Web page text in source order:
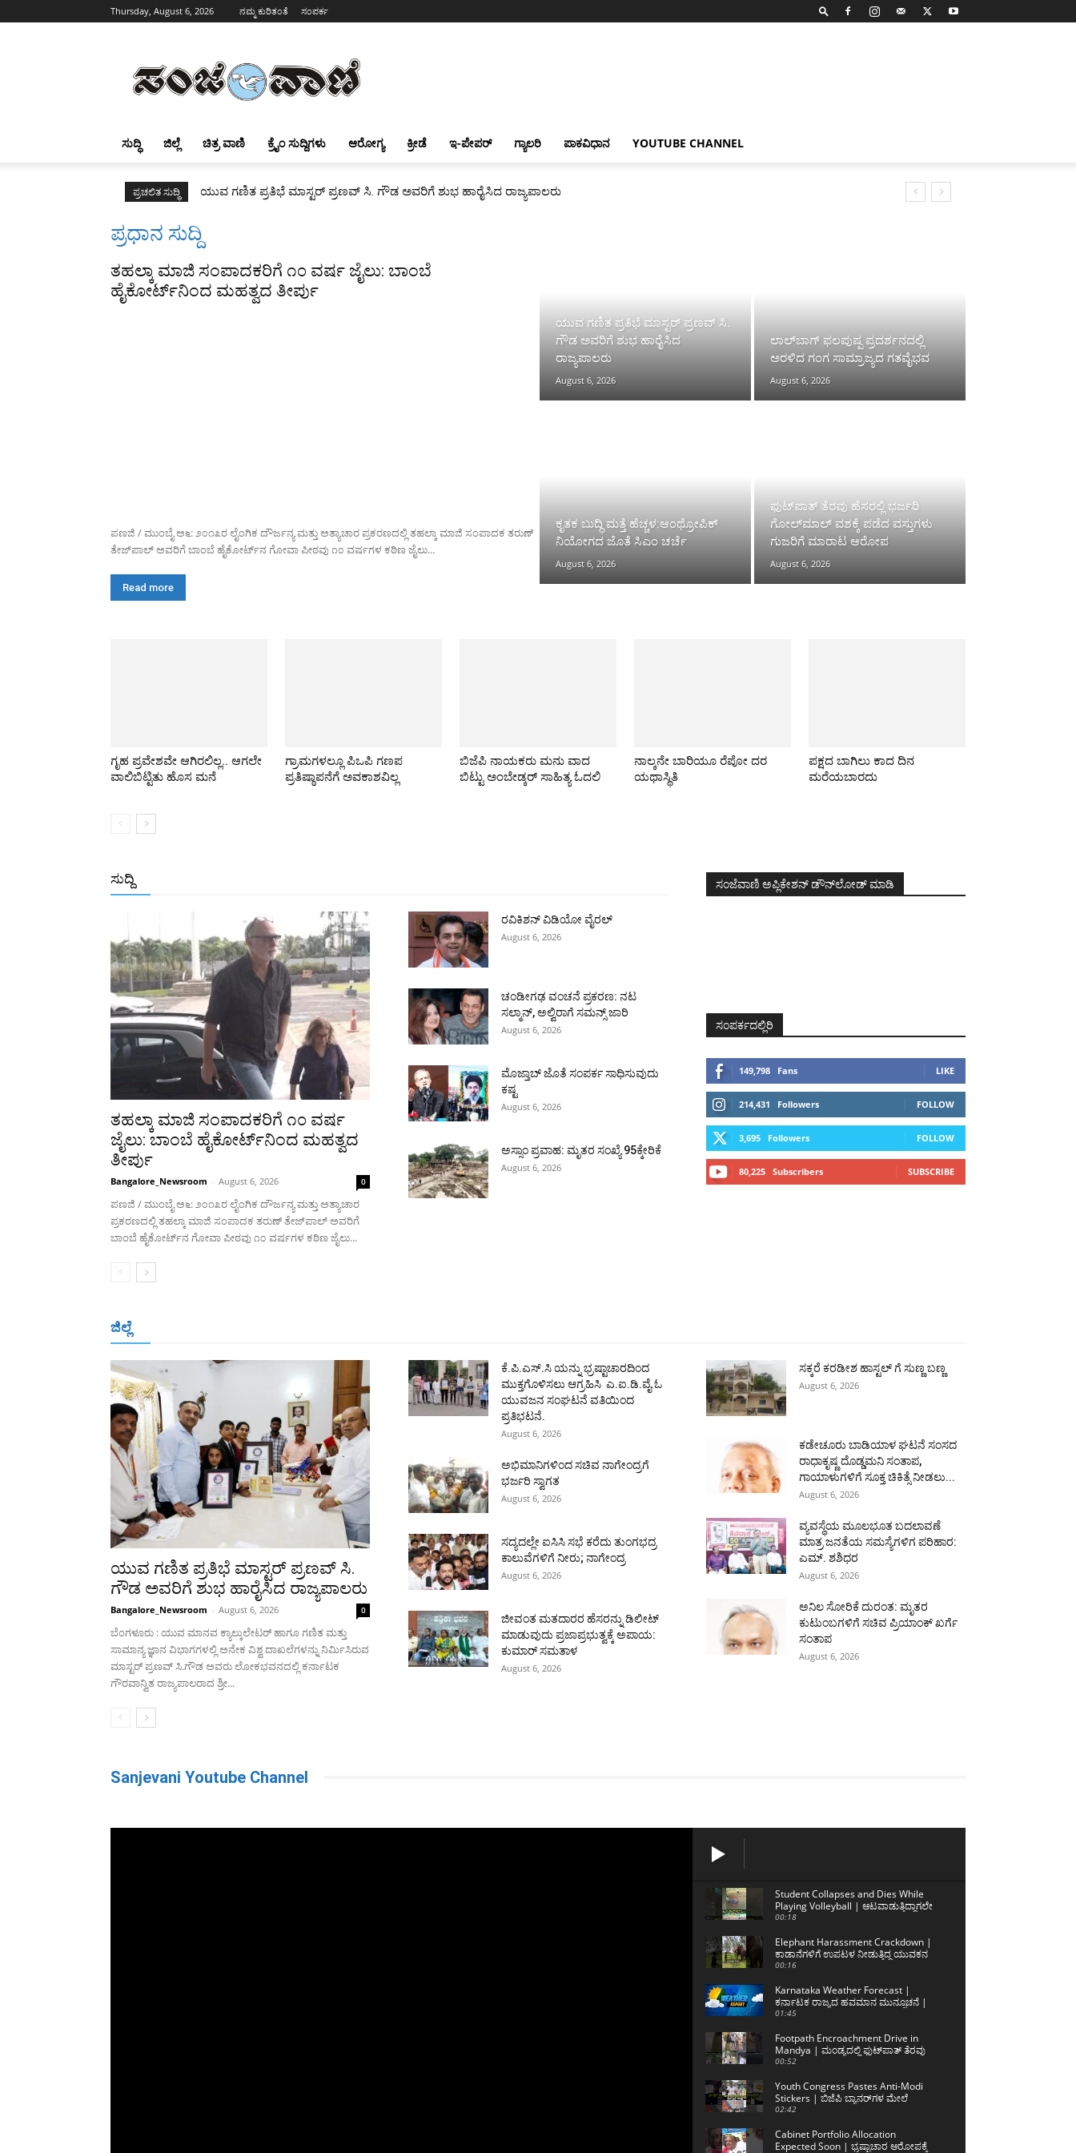
Thursday, August 6, 2026 ನಮ್ಮ ಕುರಿತಂತೆ ಸಂಪರ್ಕ
ಸುದ್ಧಿ ಜಿಲ್ಲೆ ಚಿತ್ರ ವಾಣಿ ಕ್ರೈಂ ಸುದ್ದಿಗಳು ಆರೋಗ್ಯ ಕ್ರೀಡೆ ಇ-ಪೇಪರ್ ಗ್ಯಾಲರಿ ಪಾಕವಿಧಾನ YOUTUBE CHANNEL
ಪ್ರಚಲಿತ ಸುದ್ಧಿ ಯುವ ಗಣಿತ ಪ್ರತಿಭೆ ಮಾಸ್ಟರ್ ಪ್ರಣವ್ ಸಿ. ಗೌಡ ಅವರಿಗೆ ಶುಭ ಹಾರೈಸಿದ ರಾಜ್ಯಪಾಲರು
ಪ್ರಧಾನ ಸುದ್ದಿ
ತಹಲ್ಕಾ ಮಾಜಿ ಸಂಪಾದಕರಿಗೆ ೧೦ ವರ್ಷ ಜೈಲು: ಬಾಂಬೆ
ಹೈಕೋರ್ಟ್‌ನಿಂದ ಮಹತ್ವದ ತೀರ್ಪು
ಪಣಜಿ / ಮುಂಬೈ ಅ೬: ೨೦೧೩ರ ಲೈಂಗಿಕ ದೌರ್ಜನ್ಯ ಮತ್ತು ಅತ್ಯಾಚಾರ ಪ್ರಕರಣದಲ್ಲಿ ತಹಲ್ಕಾ ಮಾಜಿ ಸಂಪಾದಕ ತರುಣ್
ತೇಜ್‌ಪಾಲ್ ಅವರಿಗೆ ಬಾಂಬೆ ಹೈಕೋರ್ಟ್‌ನ ಗೋವಾ ಪೀಠವು ೧೦ ವರ್ಷಗಳ ಕಠಿಣ ಜೈಲು...
Read more
ಯುವ ಗಣಿತ ಪ್ರತಿಭೆ ಮಾಸ್ಟರ್ ಪ್ರಣವ್ ಸಿ.
ಗೌಡ ಅವರಿಗೆ ಶುಭ ಹಾರೈಸಿದ
ರಾಜ್ಯಪಾಲರು
August 6, 2026
ಲಾಲ್‌ಬಾಗ್ ಫಲಪುಷ್ಪ ಪ್ರದರ್ಶನದಲ್ಲಿ
ಅರಳಿದ ಗಂಗ ಸಾಮ್ರಾಜ್ಯದ ಗತವೈಭವ
August 6, 2026
ಕೃತಕ ಬುದ್ಧಿ ಮತ್ತೆ ಹೆಚ್ಚಳ:ಆಂಥ್ರೋಪಿಕ್
ನಿಯೋಗದ ಜೊತೆ ಸಿಎಂ ಚರ್ಚೆ
August 6, 2026
ಫುಟ್‌ಪಾತ್ ತೆರವು ಹೆಸರಲ್ಲಿ ಭರ್ಜರಿ
ಗೋಲ್‌ಮಾಲ್ ವಶಕ್ಕೆ ಪಡೆದ ವಸ್ತುಗಳು
ಗುಜರಿಗೆ ಮಾರಾಟ ಆರೋಪ
August 6, 2026
ಗೃಹ ಪ್ರವೇಶವೇ ಆಗಿರಲಿಲ್ಲ.. ಆಗಲೇ
ವಾಲಿಬಿಟ್ಟಿತು ಹೊಸ ಮನೆ
ಗ್ರಾಮಗಳಲ್ಲೂ ಪಿಒಪಿ ಗಣಪ
ಪ್ರತಿಷ್ಠಾಪನೆಗೆ ಅವಕಾಶವಿಲ್ಲ
ಬಿಜೆಪಿ ನಾಯಕರು ಮನು ವಾದ
ಬಿಟ್ಟು ಅಂಬೇಡ್ಕರ್ ಸಾಹಿತ್ಯ ಓದಲಿ
ನಾಲ್ಕನೇ ಬಾರಿಯೂ ರೆಪೋ ದರ
ಯಥಾಸ್ಥಿತಿ
ಪಕ್ಷದ ಬಾಗಿಲು ಕಾದ ದಿನ
ಮರೆಯಬಾರದು
ಸುದ್ದಿ
ತಹಲ್ಕಾ ಮಾಜಿ ಸಂಪಾದಕರಿಗೆ ೧೦ ವರ್ಷ
ಜೈಲು: ಬಾಂಬೆ ಹೈಕೋರ್ಟ್‌ನಿಂದ ಮಹತ್ವದ
ತೀರ್ಪು
Bangalore_Newsroom - August 6, 2026 0
ಪಣಜಿ / ಮುಂಬೈ ಅ೬: ೨೦೧೩ರ ಲೈಂಗಿಕ ದೌರ್ಜನ್ಯ ಮತ್ತು ಅತ್ಯಾಚಾರ
ಪ್ರಕರಣದಲ್ಲಿ ತಹಲ್ಕಾ ಮಾಜಿ ಸಂಪಾದಕ ತರುಣ್ ತೇಜ್‌ಪಾಲ್ ಅವರಿಗೆ
ಬಾಂಬೆ ಹೈಕೋರ್ಟ್‌ನ ಗೋವಾ ಪೀಠವು ೧೦ ವರ್ಷಗಳ ಕಠಿಣ ಜೈಲು...
ರವಿಕಿಶನ್ ವಿಡಿಯೋ ವೈರಲ್
August 6, 2026
ಚಂಡೀಗಢ ವಂಚನೆ ಪ್ರಕರಣ: ನಟ
ಸಲ್ಮಾನ್, ಅಲ್ವಿರಾಗೆ ಸಮನ್ಸ್ ಜಾರಿ
August 6, 2026
ಮೊಜ್ತಾಬ್ ಜೊತೆ ಸಂಪರ್ಕ ಸಾಧಿಸುವುದು
ಕಷ್ಟ
August 6, 2026
ಅಸ್ಸಾಂ ಪ್ರವಾಹ: ಮೃತರ ಸಂಖ್ಯೆ 95ಕ್ಕೇರಿಕೆ
August 6, 2026
ಸಂಜೆವಾಣಿ ಅಪ್ಲಿಕೇಶನ್ ಡೌನ್‌ಲೋಡ್ ಮಾಡಿ
ಸಂಪರ್ಕದಲ್ಲಿರಿ
149,798 Fans LIKE
214,431 Followers FOLLOW
3,695 Followers FOLLOW
80,225 Subscribers SUBSCRIBE
ಜಿಲ್ಲೆ
ಯುವ ಗಣಿತ ಪ್ರತಿಭೆ ಮಾಸ್ಟರ್ ಪ್ರಣವ್ ಸಿ.
ಗೌಡ ಅವರಿಗೆ ಶುಭ ಹಾರೈಸಿದ ರಾಜ್ಯಪಾಲರು
Bangalore_Newsroom - August 6, 2026 0
ಬೆಂಗಳೂರು : ಯುವ ಮಾನವ ಕ್ಯಾಲ್ಕುಲೇಟರ್ ಹಾಗೂ ಗಣಿತ ಮತ್ತು
ಸಾಮಾನ್ಯ ಜ್ಞಾನ ವಿಭಾಗಗಳಲ್ಲಿ ಅನೇಕ ವಿಶ್ವ ದಾಖಲೆಗಳನ್ನು ನಿರ್ಮಿಸಿರುವ
ಮಾಸ್ಟರ್ ಪ್ರಣವ್ ಸಿ.ಗೌಡ ಅವರು ಲೋಕಭವನದಲ್ಲಿ ಕರ್ನಾಟಕ
ಗೌರವಾನ್ವಿತ ರಾಜ್ಯಪಾಲರಾದ ಶ್ರೀ...
ಕೆ.ಪಿ.ಎಸ್.ಸಿ ಯನ್ನು ಭ್ರಷ್ಟಾಚಾರದಿಂದ
ಮುಕ್ತಗೊಳಿಸಲು ಆಗ್ರಹಿಸಿ ಎ.ಐ.ಡಿ.ವೈ.ಓ
ಯುವಜನ ಸಂಘಟನೆ ವತಿಯಿಂದ
ಪ್ರತಿಭಟನೆ.
August 6, 2026
ಅಭಿಮಾನಿಗಳಿಂದ ಸಚಿವ ನಾಗೇಂದ್ರಗೆ
ಭರ್ಜರಿ ಸ್ವಾಗತ
August 6, 2026
ಸದ್ಯದಲ್ಲೇ ಐಸಿಸಿ ಸಭೆ ಕರೆದು ತುಂಗಭದ್ರ
ಕಾಲುವೆಗಳಿಗೆ ನೀರು; ನಾಗೇಂದ್ರ
August 6, 2026
ಜೀವಂತ ಮತದಾರರ ಹೆಸರನ್ನು ಡಿಲೀಟ್
ಮಾಡುವುದು ಪ್ರಜಾಪ್ರಭುತ್ವಕ್ಕೆ ಅಪಾಯ:
ಕುಮಾರ್ ಸಮತಾಳ
August 6, 2026
ಸಕ್ಕರೆ ಕರಡೀಶ ಹಾಸ್ಟಲ್ ಗೆ ಸುಣ್ಣ ಬಣ್ಣ
August 6, 2026
ಕಡೇಚೂರು ಬಾಡಿಯಾಳ ಘಟನೆ ಸಂಸದ
ರಾಧಾಕೃಷ್ಣ ದೊಡ್ಡಮನಿ ಸಂತಾಪ,
ಗಾಯಾಳುಗಳಿಗೆ ಸೂಕ್ತ ಚಿಕಿತ್ಸೆ ನೀಡಲು...
August 6, 2026
ವ್ಯವಸ್ಥೆಯ ಮೂಲಭೂತ ಬದಲಾವಣೆ
ಮಾತ್ರ ಜನತೆಯ ಸಮಸ್ಯೆಗಳಿಗ ಪರಿಹಾರ:
ಎಮ್. ಶಶಿಧರ
August 6, 2026
ಅನಿಲ ಸೋರಿಕೆ ದುರಂತ: ಮೃತರ
ಕುಟುಂಬಗಳಿಗೆ ಸಚಿವ ಪ್ರಿಯಾಂಕ್ ಖರ್ಗೆ
ಸಂತಾಪ
August 6, 2026
Sanjevani Youtube Channel
Student Collapses and Dies While
Playing Volleyball | ಆಟವಾಡುತ್ತಿದ್ದಾಗಲೇ
ನೆಲಕ್ಕೆ ಕುಸಿದ ಲಿಖಿತ್ ಅಮೀನ್
00:18
Elephant Harassment Crackdown |
ಕಾಡಾನೆಗಳಿಗೆ ಉಪಟಳ ನೀಡುತ್ತಿದ್ದ ಯುವಕನ
ಬಂಧನ
00:16
Karnataka Weather Forecast |
ಕರ್ನಾಟಕ ರಾಜ್ಯದ ಹವಮಾನ ಮುನ್ಸೂಚನೆ |
06/08/2026 | Sanjevani News
01:45
Footpath Encroachment Drive in
Mandya | ಮಂಡ್ಯದಲ್ಲಿ ಫುಟ್‌ಪಾತ್ ತೆರವು
ಕಾರ್ಯಾಚರಣೆ
00:52
Youth Congress Pastes Anti-Modi
Stickers | ಬಿಜೆಪಿ ಬ್ಯಾನರ್‌ಗಳ ಮೇಲೆ
ಮೋದಿ ವಿರುದ್ಧದ ಸ್ಟಿಕ್ಕರ್
02:42
Cabinet Portfolio Allocation
Expected Soon | ಭ್ರಷ್ಟಾಚಾರ ಆರೋಪಕ್ಕೆ